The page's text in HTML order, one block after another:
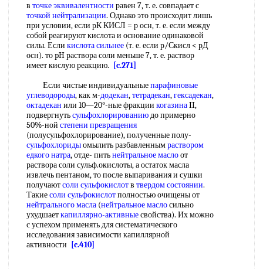
в точке эквивалентности равен 7, т. е. совпадает с
точкой нейтрализации. Однако это происходит лишь
при условии, если рК КИСЛ = р осн, т. е. если между
собой реагируют кислота и основание одинаковой
силы. Если кислота сильнее (т. е. если р/Скисл < рД
осн). то pH раствора соли меньше 7, т. е. раствор
имеет кислую реакцию.
[c.271]
Если чистые индивидуальныепарафиновые
углеводороды, как м-додекан,тетрадекан,гексадекан,
октадекан или 10—20°-ные фракции когазинаII,
подвергнутьсульфохлорированиюдо примерно
50%-ной степени превращения
(полусульфохлорирование), полученные полу-
сульфохлоридыомылить разбавленнымраствором
едкого натра, отде- питьнейтральное маслоот
раствора соли сульф.окислоты, а остаток масла
извлечь пентаном, то после выпаривания и сушки
получаютсоли сульфокислотв твердом состоянии.
Такиесоли сульфокислотполностью очищены от
нейтрального масла (нейтральное маслосильно
ухудшаеткапиллярно-активныесвойства). Их можно
с успехом применять для систематического
исследования зависимости капиллярной
активности
[c.410]